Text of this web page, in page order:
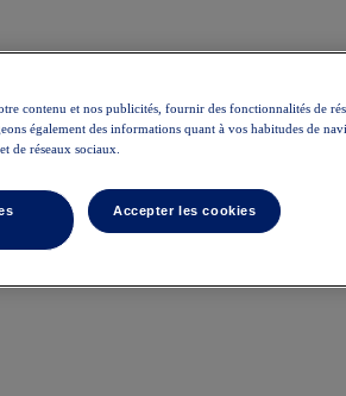
contenu et nos publicités, fournir des fonctionnalités de
également des informations quant à vos habitudes de
de réseaux sociaux.
Accepter les cookies